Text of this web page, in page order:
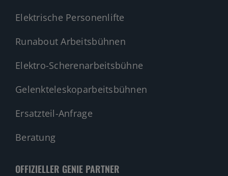
Elektrische Personenlifte
Runabout Arbeitsbühnen
Elektro-Scherenarbeitsbühne
Gelenkteleskoparbeitsbühnen
Ersatzteil-Anfrage
Beratung
OFFIZIELLER GENIE PARTNER